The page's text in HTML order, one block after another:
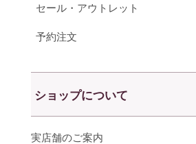
セール・アウトレット
予約注文
ショップについて
実店舗のご案内